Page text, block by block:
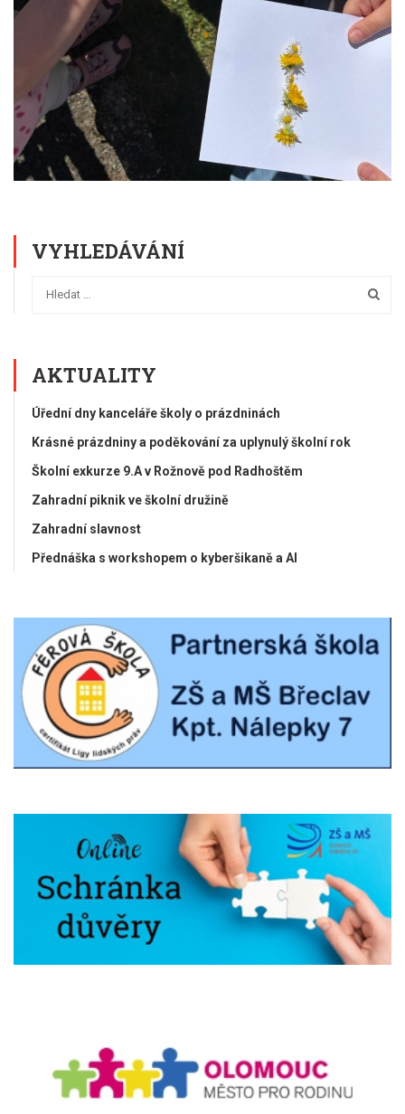
VYHLEDÁVÁNÍ
AKTUALITY
Úřední dny kanceláře školy o prázdninách
Krásné prázdniny a poděkování za uplynulý školní rok
Školní exkurze 9.A v Rožnově pod Radhoštěm
Zahradní piknik ve školní družině
Zahradní slavnost
Přednáška s workshopem o kyberšikaně a AI